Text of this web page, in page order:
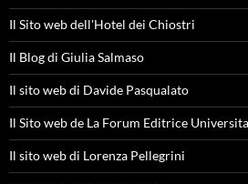
Il Sito web dell'Hotel dei Chiostri
Il Blog di Giulia Salmaso
Il sito web di Davide Pasqualato
Il Sito web de La Forum Editrice
Il sito web di Lorenza Pellegrini